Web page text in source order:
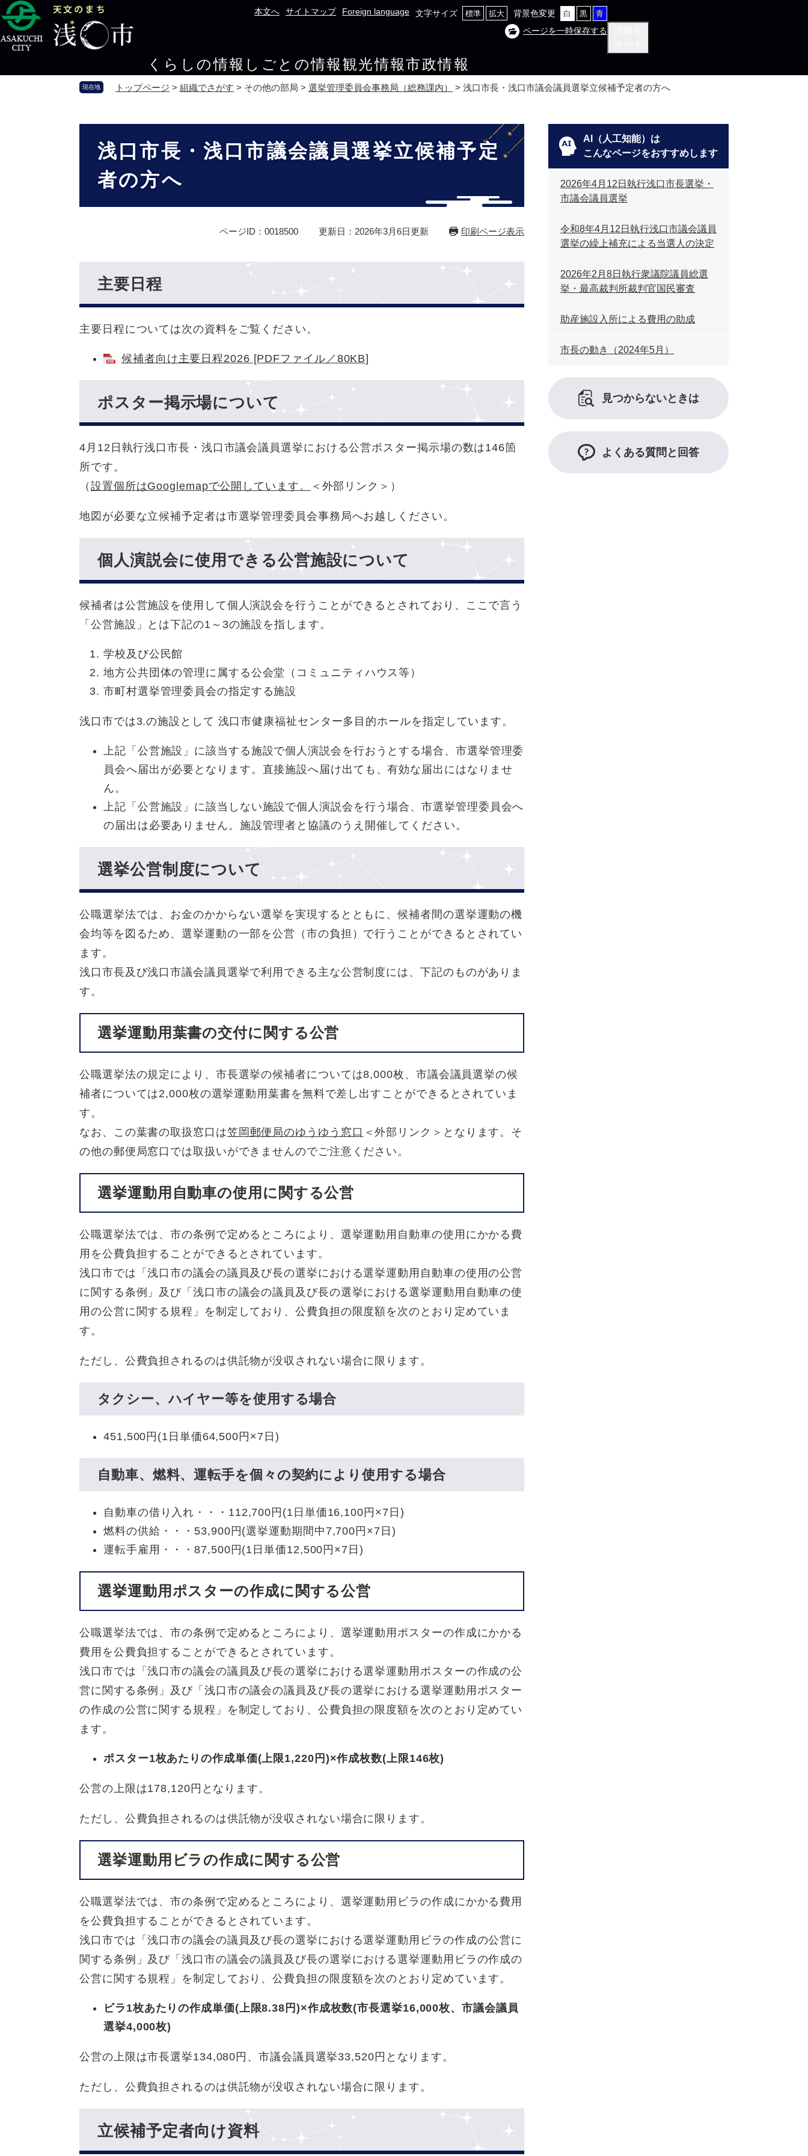
ペ
ー
ジ
メ
ニ
ュ
本文へ サイトマップ Foreign language 文字サイズ 標準 拡大 背景色変更 白 黒 青
ページを一時保存する
くらしの情報 しごとの情報観光情報市政情報
現在地 トップページ > 組織でさがす > その他の部局 > 選挙管理委員会事務局（総務課内） > 浅口市長・浅口市議会議員選挙立候補予定者の方へ
浅口市長・浅口市議会議員選挙立候補予定
者の方へ
ページID：0018500 更新日：2026年3月6日更新 印刷ページ表示
主要日程
主要日程については次の資料をご覧ください。
候補者向け主要日程2026 [PDFファイル／80KB]
ポスター掲示場について
4月12日執行浅口市長・浅口市議会議員選挙における公営ポスター掲示場の数は146箇
所です。
（ 設置個所はGooglemapで公開しています。 ＜外部リンク＞ ）
地図が必要な立候補予定者は市選挙管理委員会事務局へお越しください。
個人演説会に使用できる公営施設について
候補者は公営施設を使用して個人演説会を行うことができるとされており、ここで言う
「公営施設」とは下記の1～3の施設を指します。
学校及び公民館
地方公共団体の管理に属する公会堂（コミュニティハウス等）
市町村選挙管理委員会の指定する施設
浅口市では3.の施設として 浅口市健康福祉センター多目的ホールを指定しています。
上記「公営施設」に該当する施設で個人演説会を行おうとする場合、市選挙管理委
員会へ届出が必要となります。直接施設へ届け出ても、有効な届出にはなりませ
ん。
上記「公営施設」に該当しない施設で個人演説会を行う場合、市選挙管理委員会へ
の届出は必要ありません。施設管理者と協議のうえ開催してください。
選挙公営制度について
公職選挙法では、お金のかからない選挙を実現するとともに、候補者間の選挙運動の機
会均等を図るため、選挙運動の一部を公営（市の負担）で行うことができるとされてい
ます。
浅口市長及び浅口市議会議員選挙で利用できる主な公営制度には、下記のものがありま
す。
選挙運動用葉書の交付に関する公営
公職選挙法の規定により、市長選挙の候補者については8,000枚、市議会議員選挙の候
補者については2,000枚の選挙運動用葉書を無料で差し出すことができるとされていま
す。
なお、この葉書の取扱窓口は笠岡郵便局のゆうゆう窓口 ＜外部リンク＞ となります。そ
の他の郵便局窓口では取扱いができませんのでご注意ください。
選挙運動用自動車の使用に関する公営
公職選挙法では、市の条例で定めるところにより、選挙運動用自動車の使用にかかる費
用を公費負担することができるとされています。
浅口市では「浅口市の議会の議員及び長の選挙における選挙運動用自動車の使用の公営
に関する条例」及び「浅口市の議会の議員及び長の選挙における選挙運動用自動車の使
用の公営に関する規程」を制定しており、公費負担の限度額を次のとおり定めていま
す。
ただし、公費負担されるのは供託物が没収されない場合に限ります。
タクシー、ハイヤー等を使用する場合
451,500円(1日単価64,500円×7日)
自動車、燃料、運転手を個々の契約により使用する場合
自動車の借り入れ・・・112,700円(1日単価16,100円×7日)
燃料の供給・・・53,900円(選挙運動期間中7,700円×7日)
運転手雇用・・・87,500円(1日単価12,500円×7日)
選挙運動用ポスターの作成に関する公営
公職選挙法では、市の条例で定めるところにより、選挙運動用ポスターの作成にかかる
費用を公費負担することができるとされています。
浅口市では「浅口市の議会の議員及び長の選挙における選挙運動用ポスターの作成の公
営に関する条例」及び「浅口市の議会の議員及び長の選挙における選挙運動用ポスター
の作成の公営に関する規程」を制定しており、公費負担の限度額を次のとおり定めてい
ます。
ポスター1枚あたりの作成単価(上限1,220円)×作成枚数(上限146枚)
公営の上限は178,120円となります。
ただし、公費負担されるのは供託物が没収されない場合に限ります。
選挙運動用ビラの作成に関する公営
公職選挙法では、市の条例で定めるところにより、選挙運動用ビラの作成にかかる費用
を公費負担することができるとされています。
浅口市では「浅口市の議会の議員及び長の選挙における選挙運動用ビラの作成の公営に
関する条例」及び「浅口市の議会の議員及び長の選挙における選挙運動用ビラの作成の
公営に関する規程」を制定しており、公費負担の限度額を次のとおり定めています。
ビラ1枚あたりの作成単価(上限8.38円)×作成枚数(市長選挙16,000枚、市議会議員
選挙4,000枚)
公営の上限は市長選挙134,080円、市議会議員選挙33,520円となります。
ただし、公費負担されるのは供託物が没収されない場合に限ります。
立候補予定者向け資料
AI（人工知能）は
こんなページをおすすめします
2026年4月12日執行浅口市長選挙・
市議会議員選挙
令和8年4月12日執行浅口市議会議員
選挙の繰上補充による当選人の決定
2026年2月8日執行衆議院議員総選
挙・最高裁判所裁判官国民審査
助産施設入所による費用の助成
市長の動き（2024年5月）
見つからないときは
よくある質問と回答